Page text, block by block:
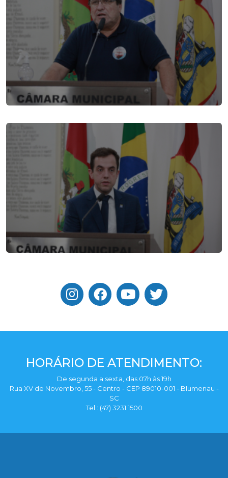
HORÁRIO DE ATENDIMENTO:
De segunda a sexta, das 07h às 19h
Rua XV de Novembro, 55 - Centro - CEP 89010-001 - Blumenau -
SC
Tel.: (47) 3231.1500